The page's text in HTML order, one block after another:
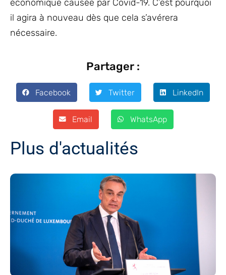
économique causée par Covid-19. C’est pourquoi
il agira à nouveau dès que cela s’avérera
nécessaire.
Partager :
Facebook Twitter LinkedIn
Email WhatsApp
Plus d'actualités